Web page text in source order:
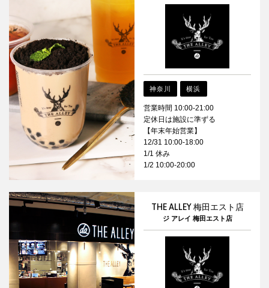
神奈川 横浜
営業時間 10:00-21:00
定休日は施設に準ずる
【年末年始営業】
12/31 10:00-18:00
1/1 休み
1/2 10:00-20:00
THE ALLEY 梅田エスト店
ジ アレイ 梅田エスト店